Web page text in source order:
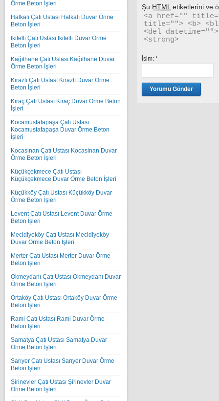
Örme Beton İşleri
Halkalı Çatı Ustası Halkalı Duvar Örme
Beton İşleri
İkitelli Çatı Ustası İkitelli Duvar Örme
Beton İşleri
Kağıthane Çatı Ustası Kağıthane Duvar
Örme Beton İşleri
Kirazlı Çatı Ustası Kirazlı Duvar Örme
Beton İşleri
Kıraç Çatı Ustası Kıraç Duvar Örme Beton
İşleri
Kocamustafapaşa Çatı Ustası
Kocamustafapaşa Duvar Örme Beton
İşleri
Kocasinan Çatı Ustası Kocasinan Duvar
Örme Beton İşleri
Küçükçekmece Çatı Ustası
Küçükçekmece Duvar Örme Beton İşleri
Küçükköy Çatı Ustası Küçükköy Duvar
Örme Beton İşleri
Levent Çatı Ustası Levent Duvar Örme
Beton İşleri
Mecidiyeköy Çatı Ustası Mecidiyeköy
Duvar Örme Beton İşleri
Merter Çatı Ustası Merter Duvar Örme
Beton İşleri
Okmeydanı Çatı Ustası Okmeydanı Duvar
Örme Beton İşleri
Ortaköy Çatı Ustası Ortaköy Duvar Örme
Beton İşleri
Rami Çatı Ustası Rami Duvar Örme
Beton İşleri
Samatya Çatı Ustası Samatya Duvar
Örme Beton İşleri
Sarıyer Çatı Ustası Sarıyer Duvar Örme
Beton İşleri
Şirinevler Çatı Ustası Şirinevler Duvar
Örme Beton İşleri
Şu HTML etiketlerini ve
<a href=""
title=""> <b>
<del
<strong>
İsim: *